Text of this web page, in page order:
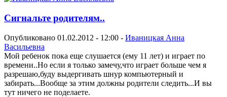
Сигнальте родителям..
Опубликовано 01.02.2012 - 12:00 - Иваницкая Анна
Васильевна
Мой ребенок пока еще слушается (ему 11 лет) и играет по
времени..Но если я только замечу,что играет больше чем я
разрешаю,буду выдергивать шнур компьютерный и
забирать...Вообще за этим должны родители следить...И вы
тут ничего не поделаете.